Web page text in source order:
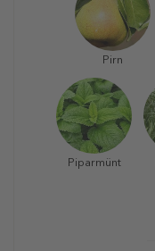
Pirn
Piparmünt